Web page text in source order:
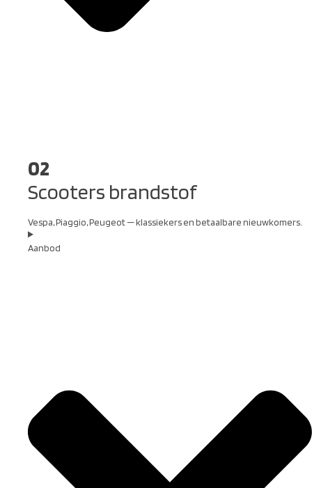
02
Scooters brandstof
Vespa, Piaggio, Peugeot — klassiekers en betaalbare nieuwkomers.
Aanbod